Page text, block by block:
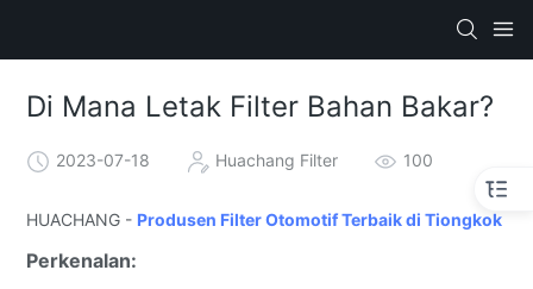
Di Mana Letak Filter Bahan Bakar?
2023-07-18 Huachang Filter 100
HUACHANG - Produsen Filter Otomotif Terbaik di Tiongkok
Perkenalan: